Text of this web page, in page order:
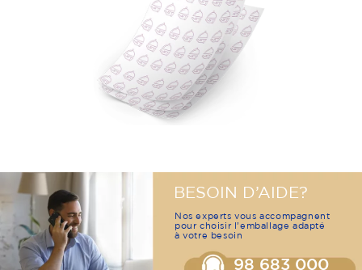
BESOIN D’AIDE?
98 683 000
Nos experts vous accompagnent
pour choisir l’emballage adapté
à votre besoin